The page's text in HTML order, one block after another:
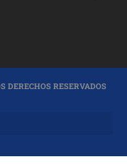
DERECHOS RESERVADOS